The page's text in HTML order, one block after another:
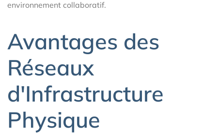
environnement collaboratif.
Avantages des
Réseaux
d'Infrastructure
Physique